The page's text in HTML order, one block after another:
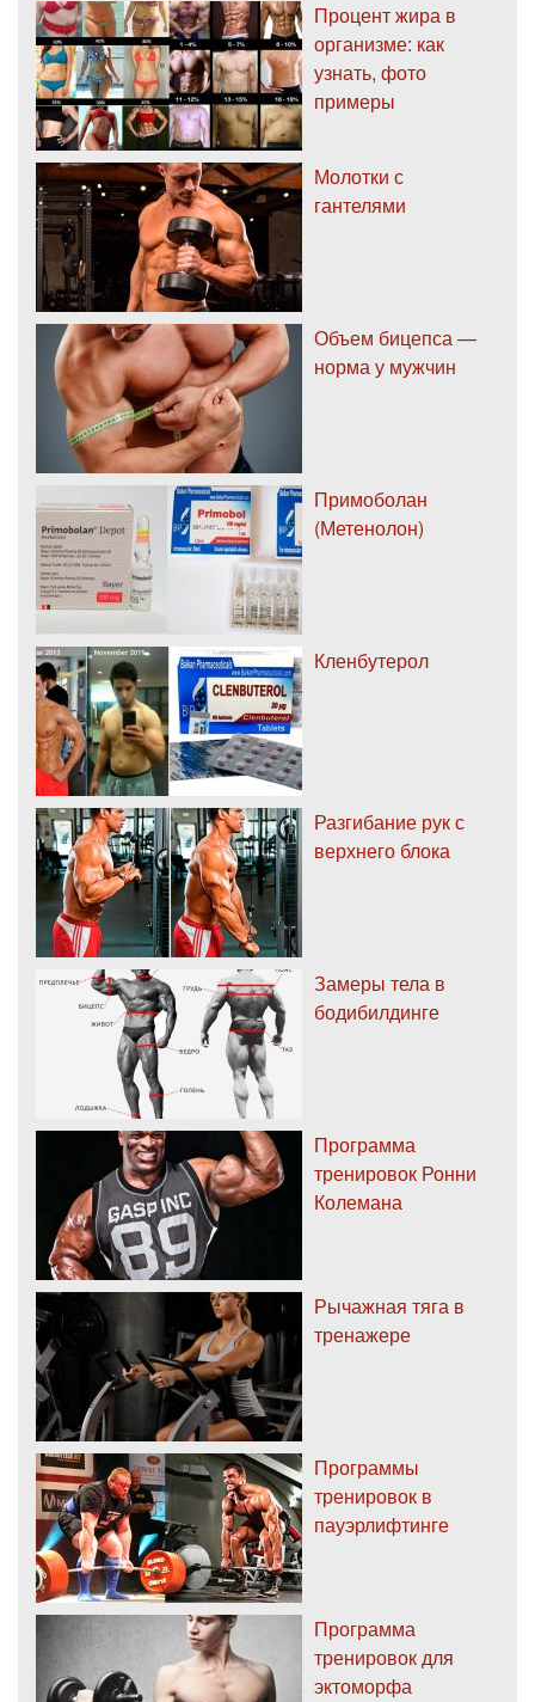
Процент жира в
организме: как
узнать, фото
примеры
Молотки с
гантелями
Объем бицепса —
норма у мужчин
Примоболан
(Метенолон)
Кленбутерол
Разгибание рук с
верхнего блока
Замеры тела в
бодибилдинге
Программа
тренировок Ронни
Колемана
Рычажная тяга в
тренажере
Программы
тренировок в
пауэрлифтинге
Программа
тренировок для
эктоморфа